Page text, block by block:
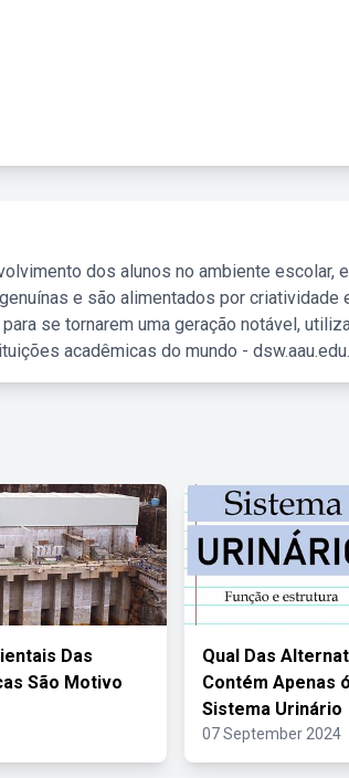
dos alunos no ambiente escolar,
e são alimentados por criatividade
se tornarem uma geração notável,
acadêmicas do mundo -
Das
São Motivo
Qual Das
Contém Apenas
Sistema Urinário
07 September 2024